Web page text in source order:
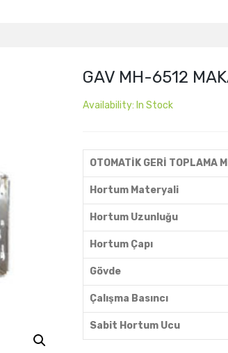
GAV MH-6512
Availability: In Stock
OTOMATİK GERİ TOPLAMA
Hortum Materyali
Hortum Uzunluğu
Hortum Çapı
Gövde
Çalışma Basıncı
Sabit Hortum Ucu